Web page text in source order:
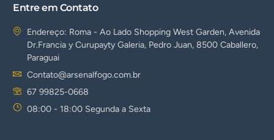
Entre em Contato
Endereço: Roma - Ao Lado Shopping West Garden, Avenida
Dr.Francia y Curupayty Galeria, Pedro Juan, 8500 Caballero,
Paraguai
Contato@arsenalfogo.com.br
67 99825-0668
08:00 - 18:00 Segunda a Sexta